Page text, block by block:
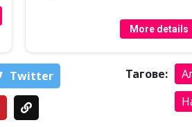
More details
Тwitter Тагове: